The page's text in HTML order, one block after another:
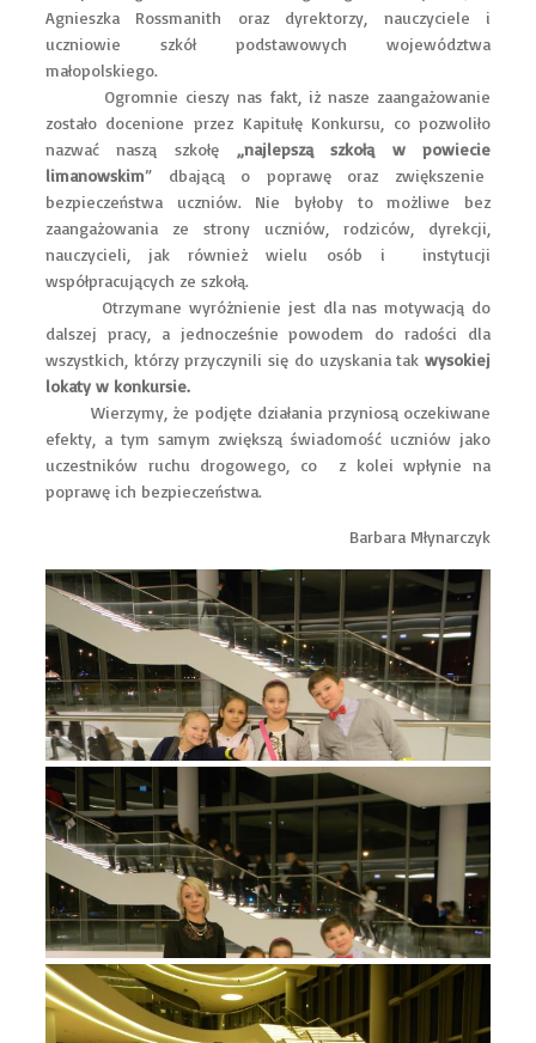
Agnieszka Rossmanith oraz dyrektorzy, nauczyciele i
uczniowie szkół podstawowych województwa
małopolskiego.
Ogromnie cieszy nas fakt, iż nasze zaangażowanie
zostało docenione przez Kapitułę Konkursu, co pozwoliło
nazwać naszą szkołę „najlepszą szkołą w powiecie
limanowskim” dbającą o poprawę oraz zwiększenie
bezpieczeństwa uczniów. Nie byłoby to możliwe bez
zaangażowania ze strony uczniów, rodziców, dyrekcji,
nauczycieli, jak również wielu osób i instytucji
współpracujących ze szkołą.
Otrzymane wyróżnienie jest dla nas motywacją do
dalszej pracy, a jednocześnie powodem do radości dla
wszystkich, którzy przyczynili się do uzyskania takwysokiej
lokaty w konkursie.
Wierzymy, że podjęte działania przyniosą oczekiwane
efekty, a tym samym zwiększą świadomość uczniów jako
uczestników ruchu drogowego, co z kolei wpłynie na
poprawę ich bezpieczeństwa.
Barbara Młynarczyk